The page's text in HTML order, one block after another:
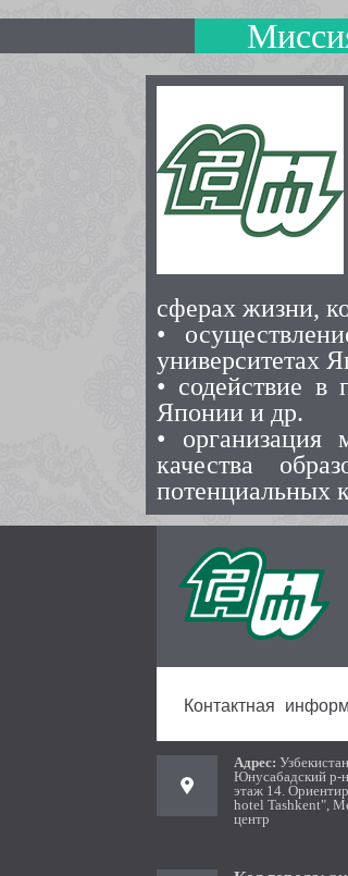
Миссия
сферах жизни,
•
университетах
• содействие в
Японии и др.
• организация
качества
потенциальных
Контактная
Aдрес:
Юнусабадский р-
этаж 14.
hotel Tashkent",
центр